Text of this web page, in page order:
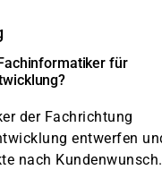
für
der Fachrichtung
entwerfen
nach